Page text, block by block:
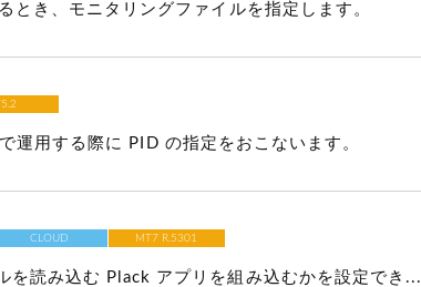
とき、モニタリングファイルを指定します。
運用する際に PID の指定をおこないます。
CLOUD MT7 R.5301
を読み込む Plack アプリを組み込むかを設定でき...